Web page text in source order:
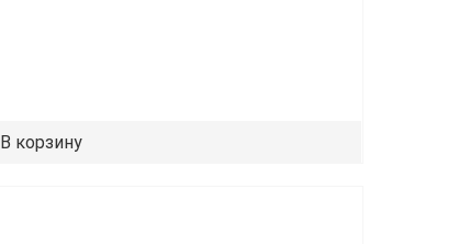
В корзину